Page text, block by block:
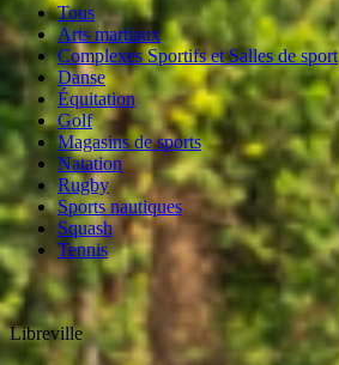
Tous
Arts martiaux
Complexes Sportifs et Salles de sport
Danse
Équitation
Golf
Magasins de sports
Natation
Rugby
Sports nautiques
Squash
Tennis
Libreville